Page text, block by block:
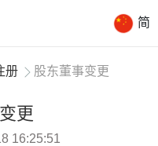
简
册 股东董事变更
更
16:25:51